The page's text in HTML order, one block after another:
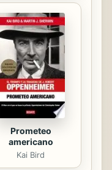
Prometeo
americano
Kai Bird